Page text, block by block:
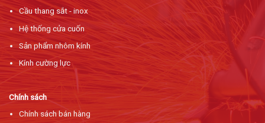
Cầu thang sắt - inox
Hệ thống cửa cuốn
Sản phẩm nhôm kính
Kính cường lực
Chính sách
Chính sách bán hàng